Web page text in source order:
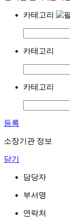
카테고리
카테고리
카테고리
등록
소장기관 정보
닫기
담당자
부서명
연락처